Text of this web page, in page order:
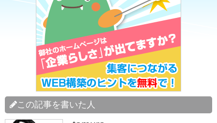
この記事を書いた人